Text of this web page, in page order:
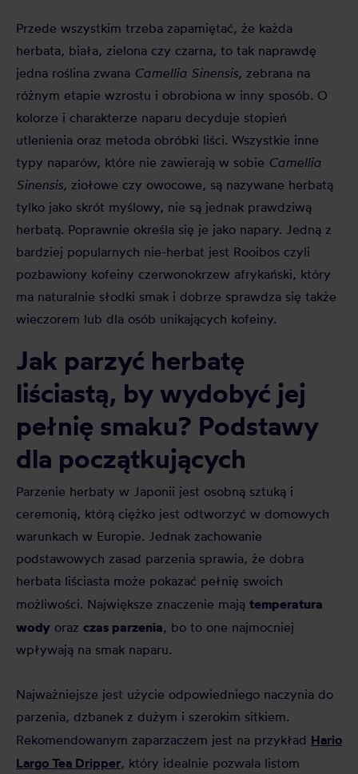
Przede wszystkim trzeba zapamiętać, że każda
herbata, biała, zielona czy czarna, to tak naprawdę
jedna roślina zwana Camellia Sinensis, zebrana na
różnym etapie wzrostu i obrobiona w inny sposób. O
kolorze i charakterze naparu decyduje stopień
utlenienia oraz metoda obróbki liści. Wszystkie inne
typy naparów, które nie zawierają w sobie Camellia
Sinensis, ziołowe czy owocowe, są nazywane herbatą
tylko jako skrót myślowy, nie są jednak prawdziwą
herbatą. Poprawnie określa się je jako napary. Jedną z
bardziej popularnych nie-herbat jest Rooibos czyli
pozbawiony kofeiny czerwonokrzew afrykański, który
ma naturalnie słodki smak i dobrze sprawdza się także
wieczorem lub dla osób unikających kofeiny.
Jak parzyć herbatę
liściastą, by wydobyć jej
pełnię smaku? Podstawy
dla początkujących
Parzenie herbaty w Japonii jest osobną sztuką i
ceremonią, którą ciężko jest odtworzyć w domowych
warunkach w Europie. Jednak zachowanie
podstawowych zasad parzenia sprawia, że dobra
herbata liściasta może pokazać pełnię swoich
możliwości. Największe znaczenie mają temperatura
wody oraz czas parzenia, bo to one najmocniej
wpływają na smak naparu.
Najważniejsze jest użycie odpowiedniego naczynia do
parzenia, dzbanek z dużym i szerokim sitkiem.
Rekomendowanym zaparzaczem jest na przykład Hario
Largo Tea Dripper, który idealnie pozwala listom